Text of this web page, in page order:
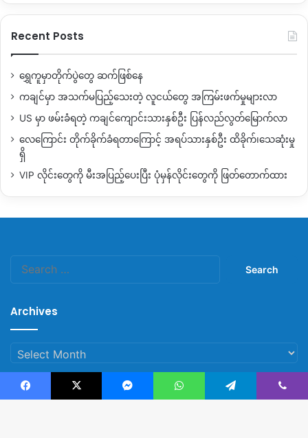
Recent Posts
ရွှေကူမှာတိုက်ပွဲတွေ ဆက်ဖြစ်နေ
ကချင်မှာ အသက်မပြည့်သေးတဲ့ လူငယ်တွေ အကြမ်းဖက်မှုများလာ
US မှာ ဖမ်းခံရတဲ့ ကချင်ကျောင်းသားနှစ်ဦး ပြန်လည်လွတ်မြောက်လာ
လေကြောင်း တိုက်ခိုက်ခံရတာကြောင့် အရပ်သားနှစ်ဦး ထိခိုက်၊သေဆုံးမှု
ရှိ
VIP လိုင်းတွေကို မီးအပြည့်ပေးပြီး ပုံမှန်လိုင်းတွေကို ဖြတ်တောက်ထား
Archives
Archives
Facebook X Messenger WhatsApp Telegram Viber